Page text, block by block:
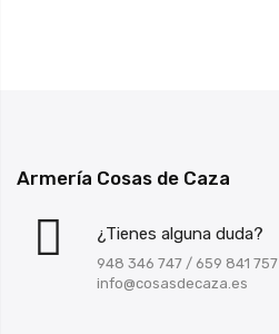
Armería Cosas de Caza
¿Tienes alguna duda?
948 346 747 / 659 841 757
info@cosasdecaza.es